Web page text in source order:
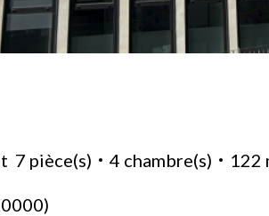
7 pièce(s) 4 chambre(s) 122